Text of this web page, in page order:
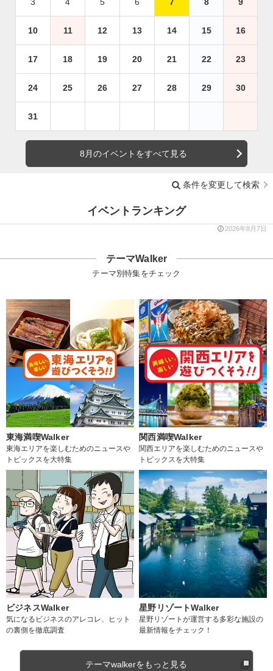
10 11 12 13 14 15 16
17 18 19 20 21 22 23
24 25 26 27 28 29 30
31
8月のイベントをすべて見る
条件を変更して検索
イベントランキング
2026年8月7日
テーマWalker
テーマ別特集をチェック
東海満喫Walker
東海エリアを楽しむためのニュースや
トピックスを大特集
関西満喫Walker
関西エリアを楽しむためのニュースや
トピックスを大特集
ビジネスWalker
気になるビジネスのアレコレ、ヒット
の裏側を徹底調査
星野リゾートWalker
星野リゾートが運営する多彩な施設の
最新情報をチェック！
テーマwalkerをもっと見る